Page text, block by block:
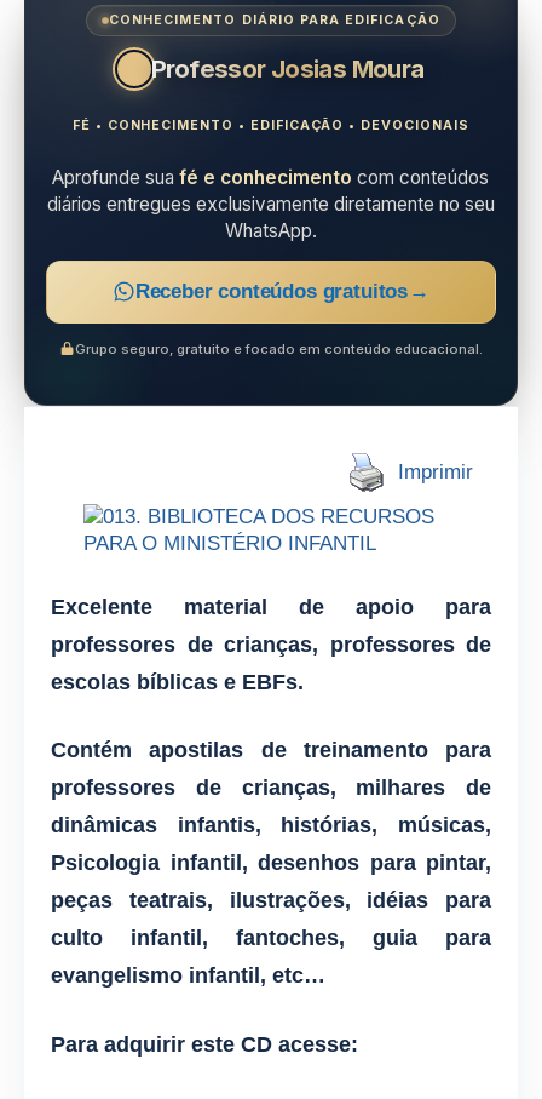
CONHECIMENTO DIÁRIO PARA EDIFICAÇÃO
Professor Josias Moura
FÉ • CONHECIMENTO • EDIFICAÇÃO • DEVOCIONAIS
Aprofunde suafé e conhecimento com conteúdos
diários entregues exclusivamente diretamente no seu
WhatsApp.
Receber conteúdos gratuitos →
Grupo seguro, gratuito e focado em conteúdo educacional.
Imprimir
Excelente material de apoio para
professores de crianças, professores de
escolas bíblicas e EBFs.
Contém apostilas de treinamento para
professores de crianças, milhares de
dinâmicas infantis, histórias, músicas,
Psicologia infantil, desenhos para pintar,
peças teatrais, ilustrações, idéias para
culto infantil, fantoches, guia para
evangelismo infantil, etc…
Para adquirir este CD acesse: